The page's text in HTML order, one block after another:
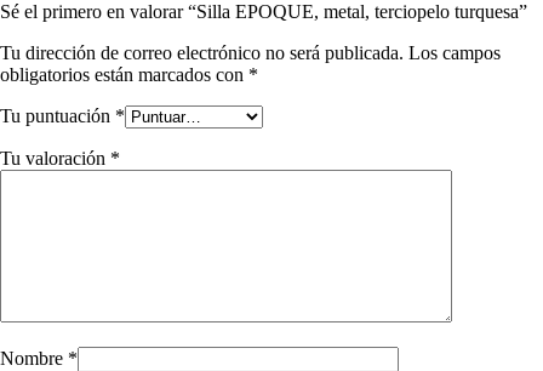
Sé el primero en valorar “Silla EPOQUE, metal, terciopelo turquesa”
Tu dirección de correo electrónico no será publicada. Los campos
obligatorios están marcados con *
Tu puntuación *
Tu valoración *
Nombre *